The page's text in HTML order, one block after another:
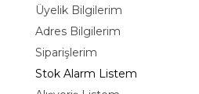
Üyelik Bilgilerim
Adres Bilgilerim
Siparişlerim
Stok Alarm Listem